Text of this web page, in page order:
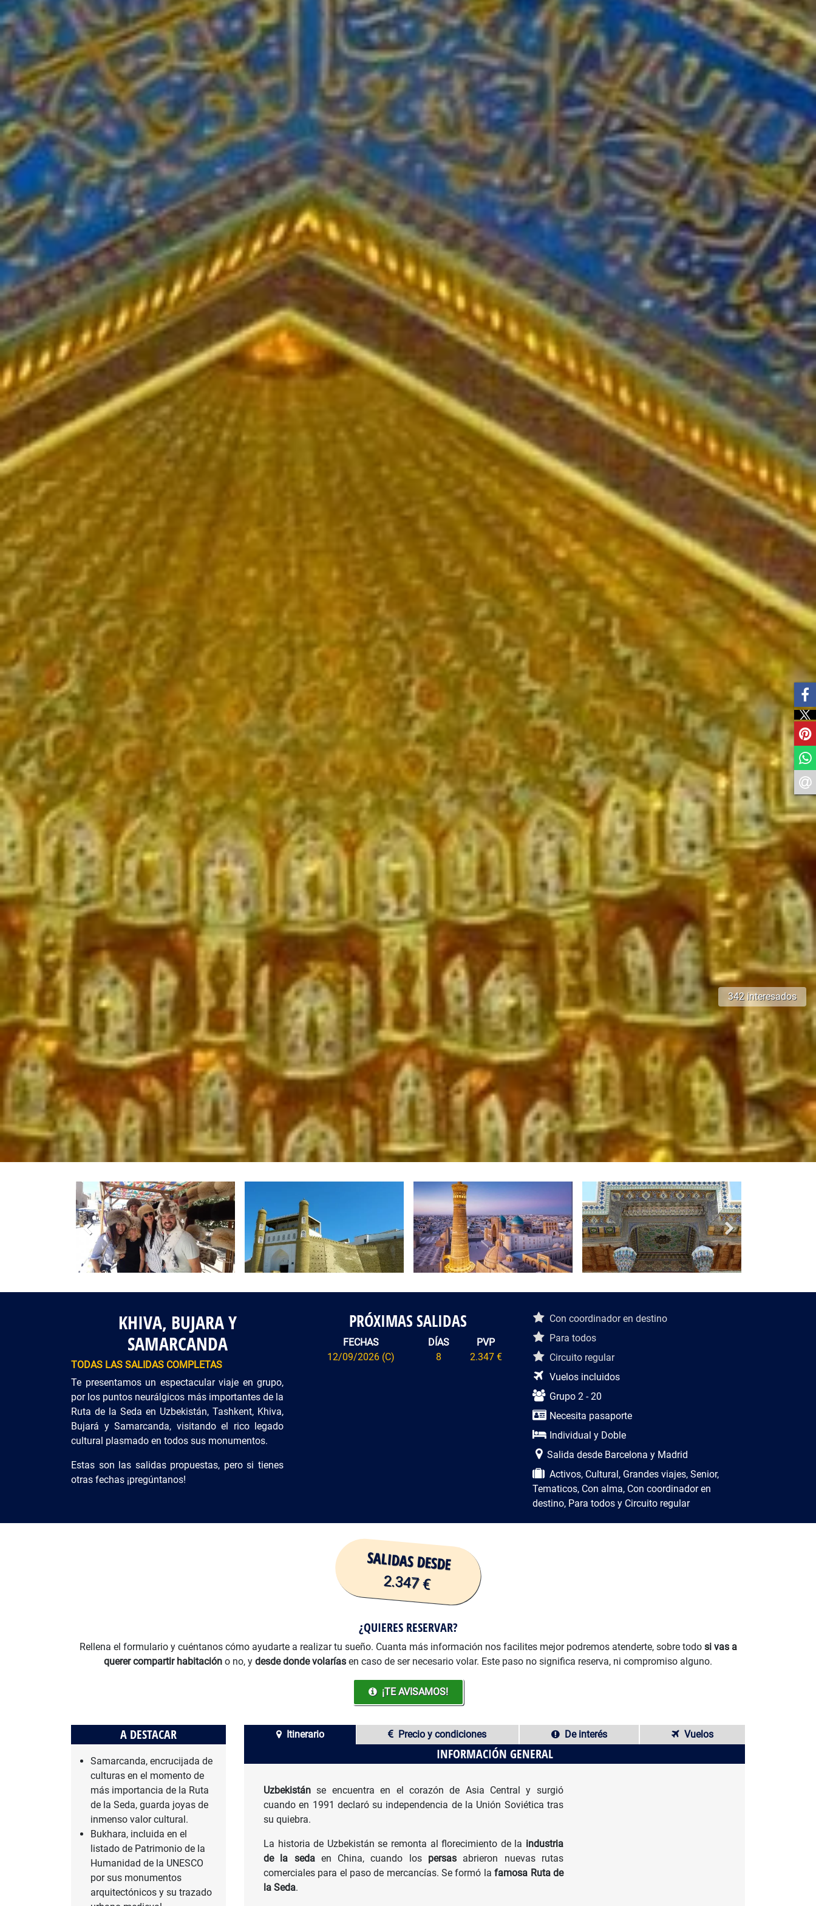
342 interesados
Galería
KHIVA, BUJARA Y
SAMARCANDA
TODAS LAS SALIDAS COMPLETAS
Te presentamos un espectacular viaje en grupo,
por los puntos neurálgicos más importantes de la
Ruta de la Seda en Uzbekistán, Tashkent, Khiva,
Bujará y Samarcanda, visitando el rico legado
cultural plasmado en todos sus monumentos.
Estas son las salidas propuestas, pero si tienes
otras fechas ¡pregúntanos!
Descripción del viaje
Con coordinador en destino
Para todos
Circuito regular
Vuelos incluidos
Grupo 2 - 20
Necesita pasaporte
Individual y Doble
Salida desde Barcelona y Madrid
Activos, Cultural, Grandes viajes, Senior,
Tematicos, Con alma, Con coordinador en
destino, Para todos y Circuito regular
PRÓXIMAS SALIDAS
FECHAS DÍAS
PVP
12/09/2026 (C)
8 2.347 €
SALIDAS DESDE
2.347 €
¿QUIERES RESERVAR?
Rellena el formulario y cuéntanos cómo ayudarte a realizar tu sueño. Cuanta más información nos facilites mejor podremos atenderte, sobre todo si vas a
querer compartir habitación o no, y desde donde volarías en caso de ser necesario volar. Este paso no significa reserva, ni compromiso alguno.
¡TE AVISAMOS!
Itinerario Precio y condiciones De interés Vuelos
INFORMACIÓN GENERAL
Uzbekistán se encuentra en el corazón de Asia Central y surgió
cuando en 1991 declaró su independencia de la Unión Soviética tras
su quiebra.
La historia de Uzbekistán se remonta al florecimiento de la industria
de la sedaen China, cuando los persas abrieron nuevas rutas
comerciales para el paso de mercancías. Se formó lafamosa Ruta de
la Seda.
A DESTACAR
Samarcanda, encrucijada de
culturas en el momento de
más importancia de la Ruta
de la Seda, guarda joyas de
inmenso valor cultural.
Bukhara, incluida en el
listado de Patrimonio de la
Humanidad de la UNESCO
por sus monumentos
arquitectónicos y su trazado